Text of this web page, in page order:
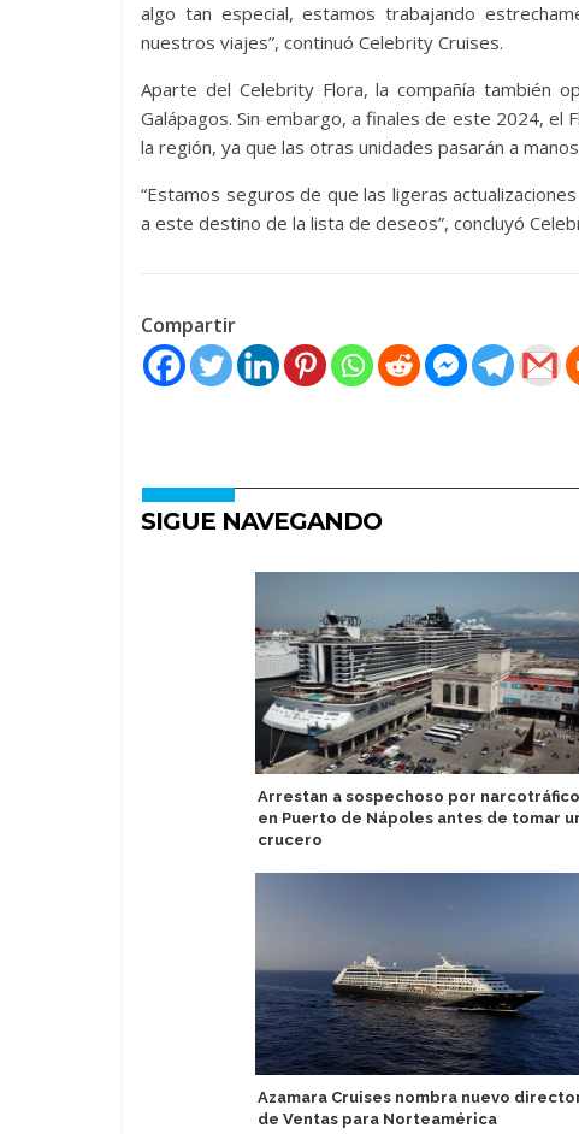
algo tan especial, estamos trabajando
nuestros viajes”, continuó Celebrity Cruises.
Aparte del Celebrity Flora, la compañía también
Galápagos. Sin embargo, a finales de este 2024, el
la región, ya que las otras unidades pasarán a
“Estamos seguros de que las ligeras
a este destino de la lista de deseos”, concluyó
Compartir
SIGUE NAVEGANDO
Arrestan a sospechoso por narcotráfico
en Puerto de Nápoles antes de tomar
crucero
Azamara Cruises nombra nuevo
de Ventas para Norteamérica